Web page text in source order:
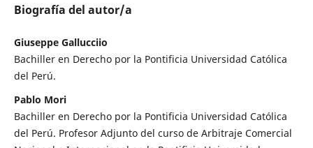
Biografía del autor/a
Giuseppe Gallucciio
Bachiller en Derecho por la Pontificia Universidad Católica
del Perú.
Pablo Mori
Bachiller en Derecho por la Pontificia Universidad Católica
del Perú. Profesor Adjunto del curso de Arbitraje Comercial